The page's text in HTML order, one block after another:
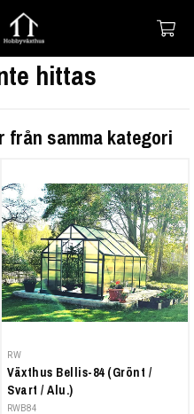
hittas
från samma kategori
RW
Växthus Bellis-84 (Grönt /
Svart / Alu.)
RWB84